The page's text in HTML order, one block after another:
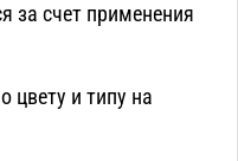
за счет применения
цвету и типу на